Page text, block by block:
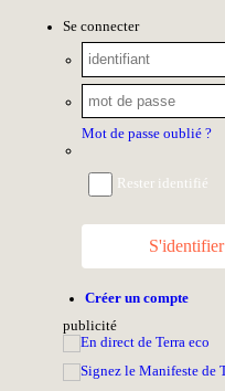
Se connecter
Mot de passe oublié ?
Rester identifié
S'identifier
Créer un compte
publicité